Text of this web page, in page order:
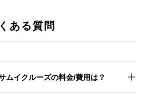
ある質問
ムイクルーズの料金/費用は？